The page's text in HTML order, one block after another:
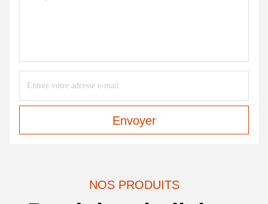
Envoyer
NOS PRODUITS